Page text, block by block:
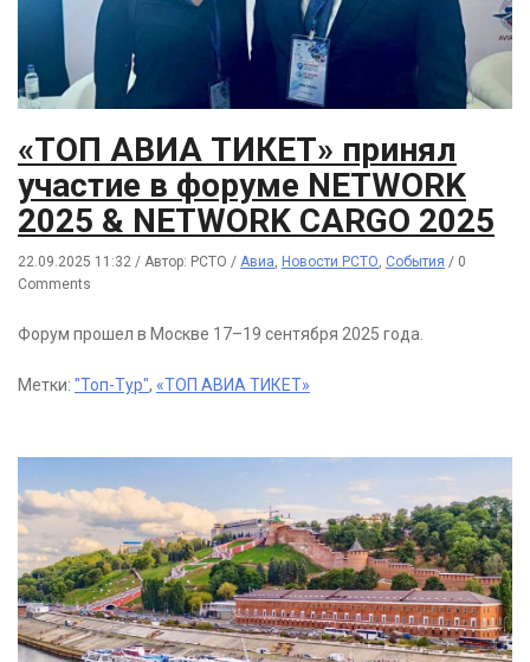
«ТОП АВИА ТИКЕТ» принял
участие в форуме NETWORK
2025 & NETWORK CARGO 2025
22.09.2025 11:32 / Автор: РСТО / Авиа, Новости РСТО, События / 0
Comments
Форум прошел в Москве 17–19 сентября 2025 года.
Метки: "Топ-Тур", «ТОП АВИА ТИКЕТ»